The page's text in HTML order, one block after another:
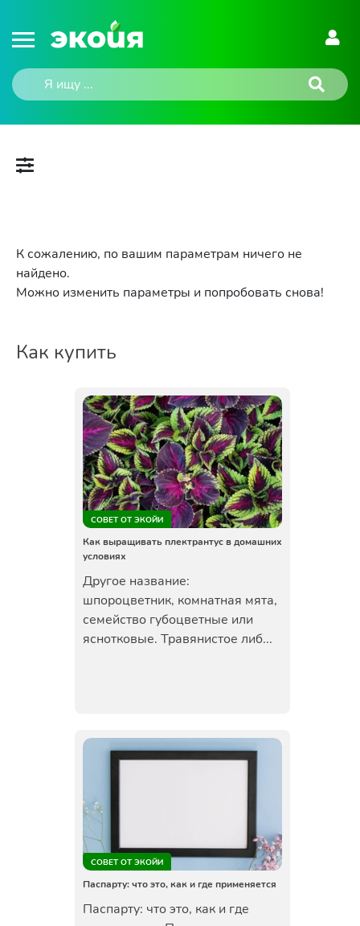
К сожалению, по вашим параметрам ничего не
найдено.
Можно изменить параметры и попробовать снова!
Как купить
СОВЕТ ОТ ЭКОЙИ
Как выращивать плектрантус в домашних
условиях
Другое название:
шпороцветник, комнатная мята,
семейство губоцветные или
яснотковые. Травянистое либ...
СОВЕТ ОТ ЭКОЙИ
Паспарту: что это, как и где применяется
Паспарту: что это, как и где